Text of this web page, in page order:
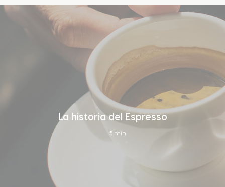
La historia del Espresso
5 min